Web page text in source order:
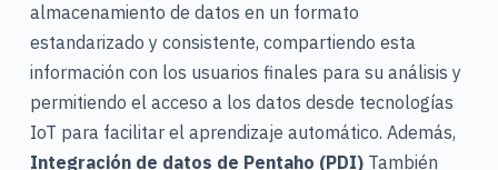
almacenamiento de datos en un formato
estandarizado y consistente, compartiendo esta
información con los usuarios finales para su análisis y
permitiendo el acceso a los datos desde tecnologías
IoT para facilitar el aprendizaje automático. Además,
Integración de datos de Pentaho (PDI)También